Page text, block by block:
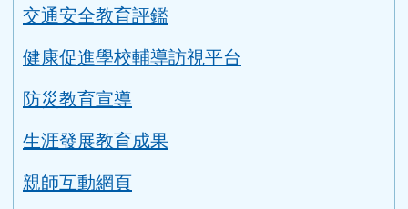
交通安全教育評鑑
健康促進學校輔導訪視平台
防災教育宣導
生涯發展教育成果
親師互動網頁